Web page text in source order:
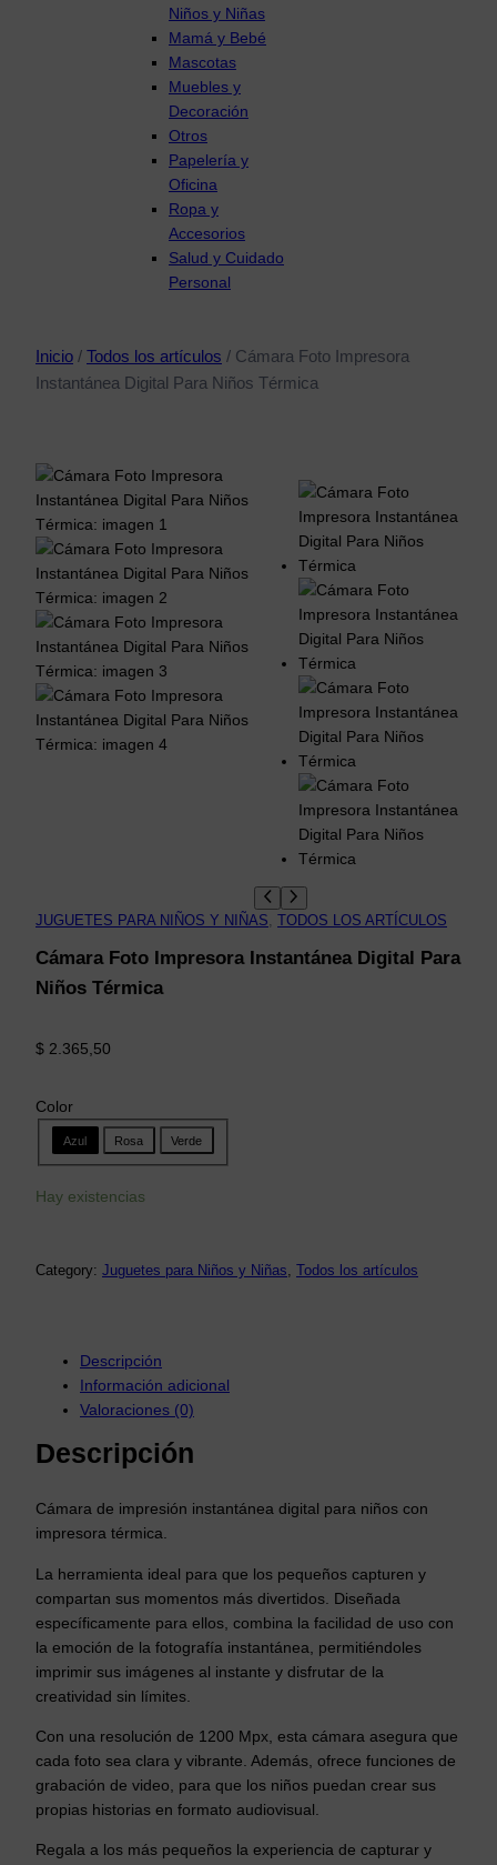
Niños y Niñas
Mamá y Bebé
Mascotas
Muebles y
Decoración
Otros
Papelería y
Oficina
Ropa y
Accesorios
Salud y Cuidado
Personal
Inicio / Todos los artículos / Cámara Foto Impresora
Instantánea Digital Para Niños Térmica
JUGUETES PARA NIÑOS Y NIÑAS TODOS LOS ARTÍCULOS
Cámara Foto Impresora Instantánea Digital Para
Niños Térmica
$ 2.365,50
Color
Azul Rosa Verde
Hay existencias
Category: Juguetes para Niños y Niñas, Todos los artículos
Descripción
Información adicional
Valoraciones (0)
Descripción
Cámara de impresión instantánea digital para niños con
impresora térmica.
La herramienta ideal para que los pequeños capturen y
compartan sus momentos más divertidos. Diseñada
específicamente para ellos, combina la facilidad de uso con
la emoción de la fotografía instantánea, permitiéndoles
imprimir sus imágenes al instante y disfrutar de la
creatividad sin límites.
Con una resolución de 1200 Mpx, esta cámara asegura que
cada foto sea clara y vibrante. Además, ofrece funciones de
grabación de video, para que los niños puedan crear sus
propias historias en formato audiovisual.
Regala a los más pequeños la experiencia de capturar y